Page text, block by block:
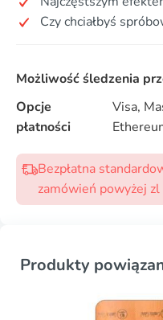
Czy chciałbyś
Możliwość śledzenia
Opcje
płatności
Visa,
Bezpłatna
zamówień powyżej
Produkty